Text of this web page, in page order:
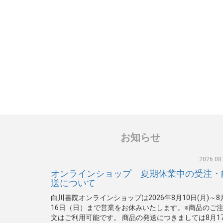
お知らせ
オンラインショップ 夏期休業中の受注・
送について
白川書院オンラインショップは2026年8月10日(月)～8
16日（日）まで営業をお休みいたします。※商品のご注
文はご利用可能です。 商品の発送につきましては8月